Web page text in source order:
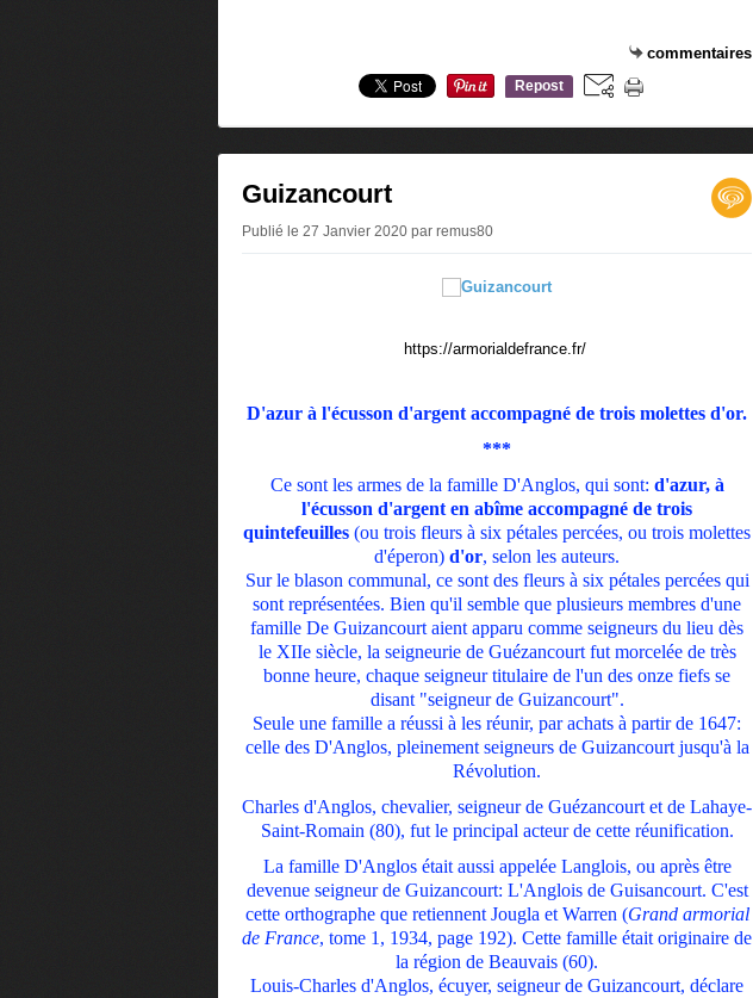
commentaires
Repost
Guizancourt
Publié le 27 Janvier 2020 par remus80
https://armorialdefrance.fr/
D'azur à l'écusson d'argent accompagné de trois molettes d'or.
***
Ce sont les armes de la famille D'Anglos, qui sont: d'azur, à
l'écusson d'argent en abîme accompagné de trois
quintefeuilles (ou trois fleurs à six pétales percées, ou trois molettes
d'éperon) d'or, selon les auteurs.
Sur le blason communal, ce sont des fleurs à six pétales percées qui
sont représentées. Bien qu'il semble que plusieurs membres d'une
famille De Guizancourt aient apparu comme seigneurs du lieu dès
le XIIe siècle, la seigneurie de Guézancourt fut morcelée de très
bonne heure, chaque seigneur titulaire de l'un des onze fiefs se
disant "seigneur de Guizancourt".
Seule une famille a réussi à les réunir, par achats à partir de 1647:
celle des D'Anglos, pleinement seigneurs de Guizancourt jusqu'à la
Révolution.
Charles d'Anglos, chevalier, seigneur de Guézancourt et de Lahaye-
Saint-Romain (80), fut le principal acteur de cette réunification.
La famille D'Anglos était aussi appelée Langlois, ou après être
devenue seigneur de Guizancourt: L'Anglois de Guisancourt. C'est
cette orthographe que retiennent Jougla et Warren (Grand armorial
de France, tome 1, 1934, page 192). Cette famille était originaire de
la région de Beauvais (60).
Louis-Charles d'Anglos, écuyer, seigneur de Guizancourt, déclare